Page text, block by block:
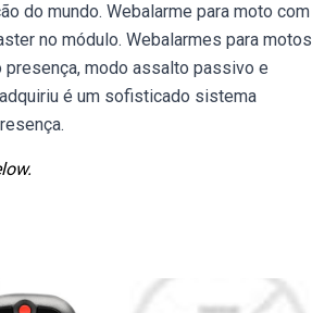
do mundo. Webalarme para moto com
no módulo. Webalarmes para motos
modo assalto passivo e
é um sofisticado sistema